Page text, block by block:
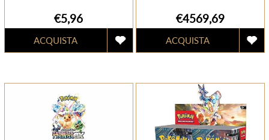
€5,96 €4569,69